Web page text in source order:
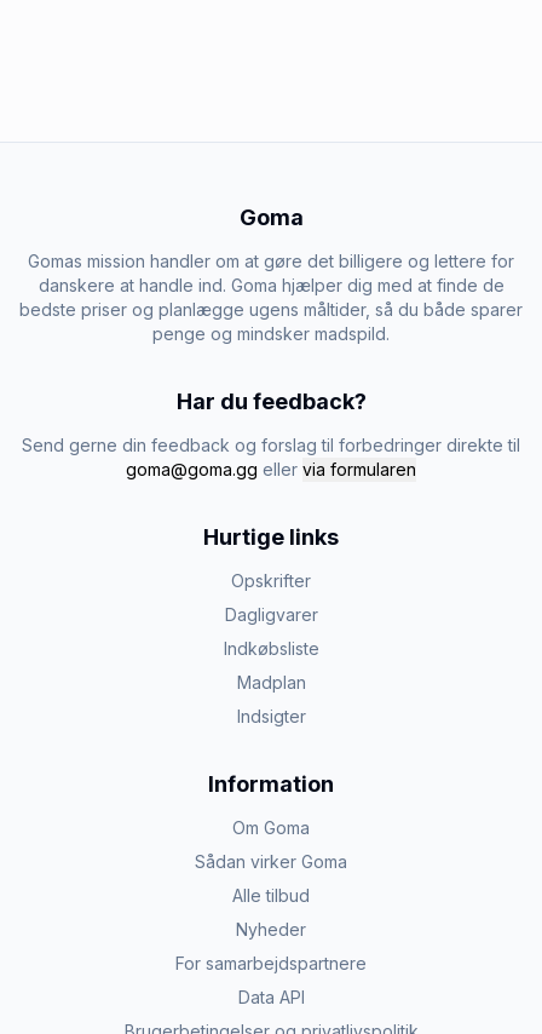
Goma
Gomas mission handler om at gøre det billigere og lettere for
danskere at handle ind. Goma hjælper dig med at finde de
bedste priser og planlægge ugens måltider, så du både sparer
penge og mindsker madspild.
Har du feedback?
Send gerne din feedback og forslag til forbedringer direkte til
goma@goma.gg eller via formularen
Hurtige links
Opskrifter
Dagligvarer
Indkøbsliste
Madplan
Indsigter
Information
Om Goma
Sådan virker Goma
Alle tilbud
Nyheder
For samarbejdspartnere
Data API